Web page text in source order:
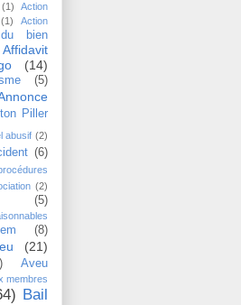
(1)
Action
(1)
Action
du bien
Affidavit
(14)
(5)
Piller
abusif (2)
(6)
(2)
(5)
(8)
(21)
Aveu
membres
Bail